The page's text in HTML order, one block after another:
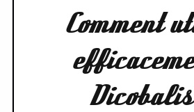
Comment